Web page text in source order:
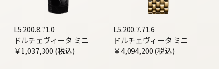
L5.200.8.71.0
ドルチェヴィータ ミニ
￥1,037,300 (税込)
L5.200.7.71.6
ドルチェヴィータ ミニ
￥4,094,200 (税込)